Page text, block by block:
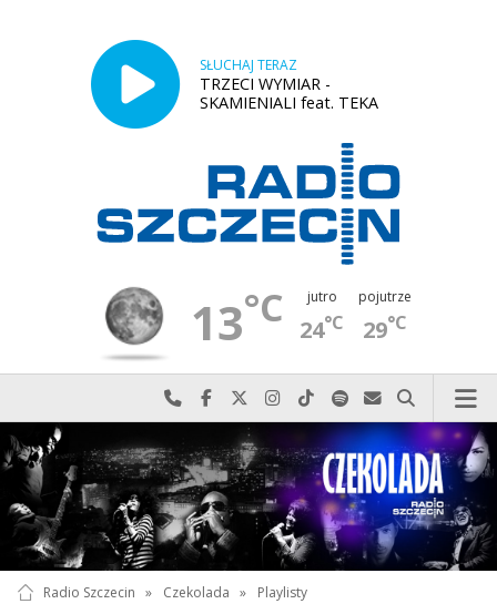
SŁUCHAJ TERAZ
TRZECI WYMIAR -
SKAMIENIALI feat. TEKA
13°C jutro
24°C
pojutrze
29°C
Najlepiej po prostu do nas zadzwoń
Odwiedź nas na Facebook-u
Odwiedź nas na X
Odwiedź nas na Instagram-ie
Odwiedź nas na TikTok-u
Szukaj nas na Spotify
Wyślij do nas
Szukaj
Radio Szczecin » Czekolada » Playlisty